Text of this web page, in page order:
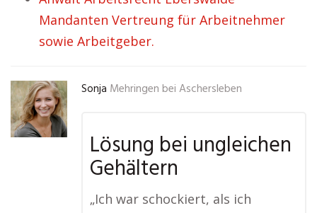
Mandanten Vertreung für Arbeitnehmer
sowie Arbeitgeber.
Sonja Mehringen bei Aschersleben
Lösung bei ungleichen
Gehältern
„Ich war schockiert, als ich